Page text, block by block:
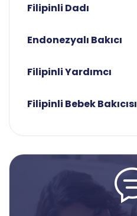
Filipinli Dadı
Endonezyalı Bakıcı
Filipinli Yardımcı
Filipinli Bebek Bakıcısı